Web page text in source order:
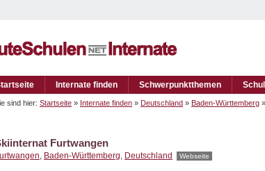
Internate finden Schwerpunktthemen
sind hier: Startseite » Internate finden » Deutschland » Baden-Württemberg »
Furtwangen
, Baden-Württemberg, Deutschland Webseite